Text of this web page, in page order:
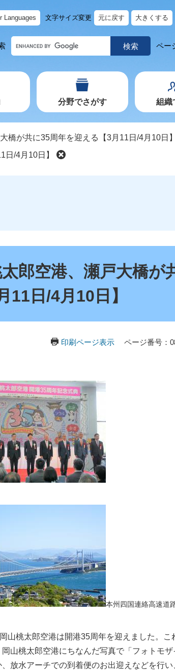
Languages 文字サイズ変更 元に戻す 大きくする
キ
ー
ワ
ド
ペー
分野でさがす 組織
橋が共に35周年を迎える【3月11日/4月10日】
/4月10日】
郎空港、瀬戸大橋が
11日/4月10日】
印刷ページ表示 ページ番号：
本州四国連絡高速道
山桃太郎空港は開港35周年を迎えました。こ
岡山桃太郎空港にちなんだ写真で「フォトモ
放水アーチでの到着便のお出迎えなどを行